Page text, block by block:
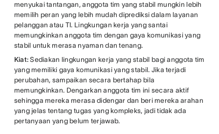
menyukai tantangan, anggota tim yang stabil mungkin lebih
memilih peran yang lebih mudah diprediksi dalam layanan
pelanggan atau TI. Lingkungan kerja yang santai
memungkinkan anggota tim dengan gaya komunikasi yang
stabil untuk merasa nyaman dan tenang.
Kiat:Sediakan lingkungan kerja yang stabil bagi anggota tim
yang memiliki gaya komunikasi yang stabil. Jika terjadi
perubahan, sampaikan secara bertahap bila
memungkinkan. Dengarkan anggota tim ini secara aktif
sehingga mereka merasa didengar dan beri mereka arahan
yang jelas tentang tugas yang kompleks, jadi tidak ada
pertanyaan yang belum terjawab.